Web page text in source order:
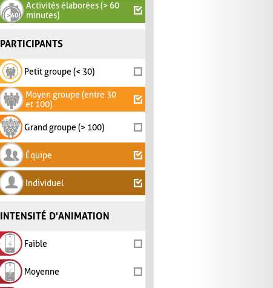
Activités élaborées (> 60
minutes)
PARTICIPANTS
Petit groupe (< 30)
Moyen groupe (entre 30
et 100)
Grand groupe (> 100)
Équipe
Individuel
INTENSITÉ D'ANIMATION
Faible
Moyenne